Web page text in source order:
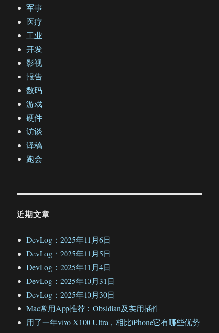
军事
医疗
工业
开发
影视
报告
数码
游戏
硬件
访谈
译稿
跑会
近期文章
DevLog：2025年11月6日
DevLog：2025年11月5日
DevLog：2025年11月4日
DevLog：2025年10月31日
DevLog：2025年10月30日
Mac常用App推荐：Obsidian及实用插件
用了一年vivo X100 Ultra，相比iPhone它有哪些优势